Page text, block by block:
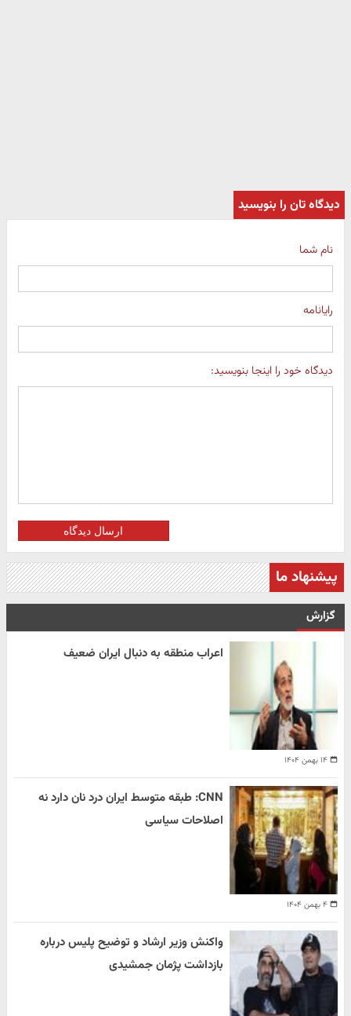
دیدگاه تان را بنویسید
نام شما
رایانامه
دیدگاه خود را اینجا بنویسید:
ارسال دیدگاه
پیشنهاد ما
گزارش
۱۴ بهمن ۱۴۰۴
اعراب منطقه به دنبال ایران ضعیف
۴ بهمن ۱۴۰۴
CNN: طبقه متوسط ایران درد نان دارد نه
اصلاحات سیاسی
واکنش وزیر ارشاد و توضیح پلیس درباره
بازداشت پژمان جمشیدی